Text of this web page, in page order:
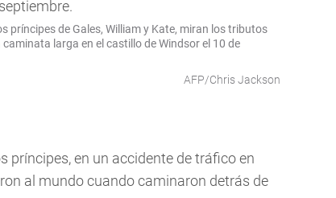
príncipes de Gales, William y Kate, miran los tributos
larga en el castillo de Windsor el 10 de
AFP/Chris Jackson
príncipes, en un accidente de tráfico en
al mundo cuando caminaron detrás de